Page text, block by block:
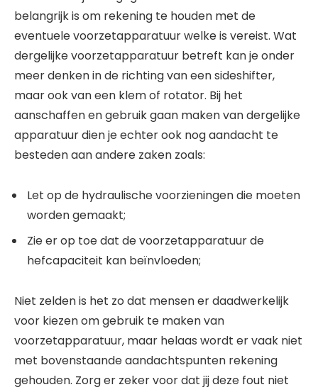
belangrijk is om rekening te houden met de
eventuele voorzetapparatuur welke is vereist. Wat
dergelijke voorzetapparatuur betreft kan je onder
meer denken in de richting van een sideshifter,
maar ook van een klem of rotator. Bij het
aanschaffen en gebruik gaan maken van dergelijke
apparatuur dien je echter ook nog aandacht te
besteden aan andere zaken zoals:
Let op de hydraulische voorzieningen die moeten
worden gemaakt;
Zie er op toe dat de voorzetapparatuur de
hefcapaciteit kan beïnvloeden;
Niet zelden is het zo dat mensen er daadwerkelijk
voor kiezen om gebruik te maken van
voorzetapparatuur, maar helaas wordt er vaak niet
met bovenstaande aandachtspunten rekening
gehouden. Zorg er zeker voor dat jij deze fout niet